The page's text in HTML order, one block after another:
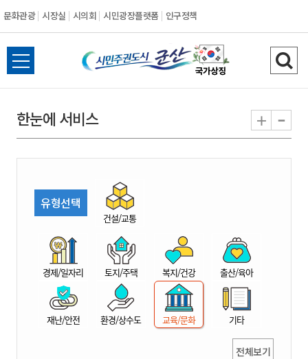
문화관광 시장실 시의회 시민광장플랫폼 인구정책
시
민
권
시
산
전
체
뉴
열
검
색
기
한눈에 서비스 + -
유형선택
건설/교통
경제/일자리 토지/주택 복지/건강 출산/육아
재난/안전 환경/상수도 교육/문화 기타
전체보기